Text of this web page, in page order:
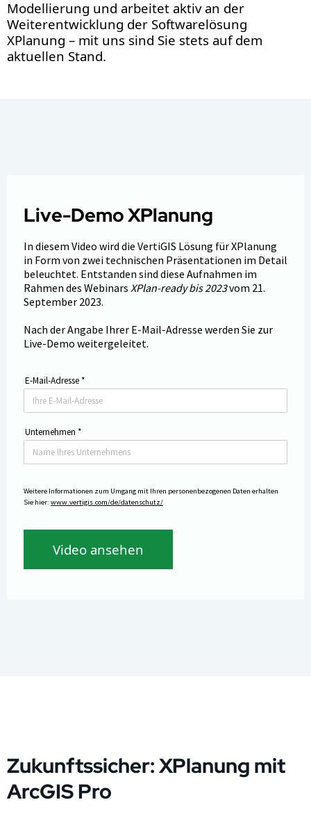
Modellierung und arbeitet aktiv an der
Weiterentwicklung der Softwarelösung
XPlanung – mit uns sind Sie stets auf dem
aktuellen Stand.
Live-Demo XPlanung
In diesem Video wird die VertiGIS Lösung für XPlanung
in Form von zwei technischen Präsentationen im Detail
beleuchtet. Entstanden sind diese Aufnahmen im
Rahmen des Webinars XPlan-ready bis 2023vom 21.
September 2023.
Nach der Angabe Ihrer E-Mail-Adresse werden Sie zur
Live-Demo weitergeleitet.
E-Mail-Adresse*
Unternehmen *
Weitere Informationen zum Umgang mit Ihren personenbezogenen Daten erhalten
Sie hier: www.vertigis.com/de/datenschutz/
Video ansehen
Zukunftssicher: XPlanung mit
ArcGIS Pro